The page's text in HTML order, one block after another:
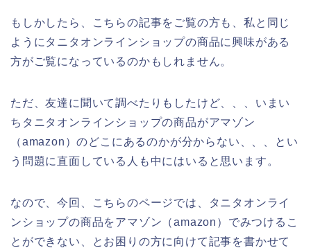
もしかしたら、こちらの記事をご覧の方も、私と同じ
ようにタニタオンラインショップの商品に興味がある
方がご覧になっているのかもしれません。
ただ、友達に聞いて調べたりもしたけど、、、いまい
ちタニタオンラインショップの商品がアマゾン
（amazon）のどこにあるのかが分からない、、、とい
う問題に直面している人も中にはいると思います。
なので、今回、こちらのページでは、タニタオンライ
ンショップの商品をアマゾン（amazon）でみつけるこ
とができない、とお困りの方に向けて記事を書かせて